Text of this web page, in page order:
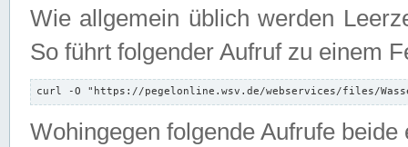
Wie allgemein üblich werden
So führt folgender Aufruf zu einem
curl -O "https://pegelonline.wsv.de/webservices/files/
Wohingegen folgende Aufrufe beide